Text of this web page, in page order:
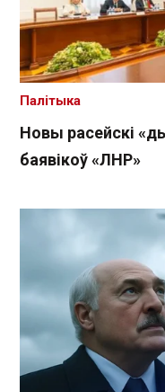
Новы расейскі
баявікоў «ЛНР»
Палітыка